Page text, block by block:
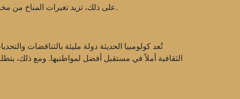
على ذلك، تزيد تغيرات المناخ من مخاطر الكوارث الطبيعية، مثل الفيضانات والجفاف، مما يؤثر سلبًا على الزراعة ومستوى المعيشة في المجتمعات الريفية.
تُعد كولومبيا الحديثة دولة مليئة بالتناقضات
الثقافية أملاً في مستقبل أفضل لمواطنيها. ومع ذلك،